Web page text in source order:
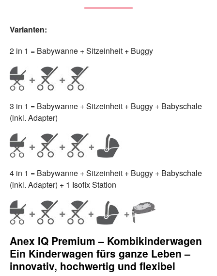
Varianten:
2 in 1 = Babywanne + Sitzeinheit + Buggy
3 in 1 = Babywanne + Sitzeinheit + Buggy + Babyschale
(inkl. Adapter)
4 in 1 = Babywanne + Sitzeinheit + Buggy + Babyschale
(inkl. Adapter) + 1 Isofix Station
Anex IQ Premium – Kombikinderwagen
Ein Kinderwagen fürs ganze Leben –
innovativ, hochwertig und flexibel